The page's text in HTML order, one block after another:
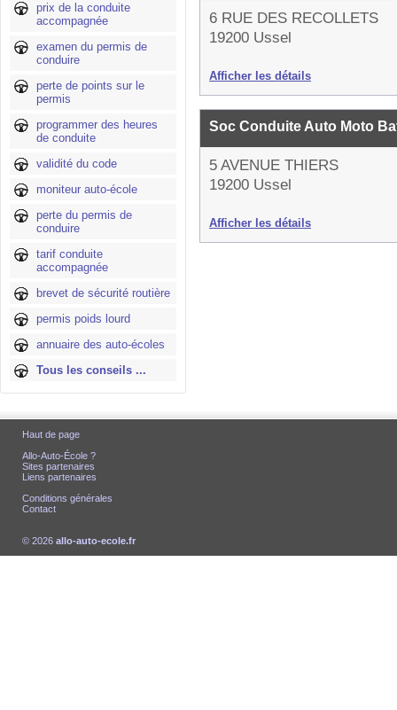
prix de la conduite
accompagnée
examen du permis de
conduire
perte de points sur le
permis
programmer des heures
de conduite
validité du code
moniteur auto-école
perte du permis de
conduire
tarif conduite
accompagnée
brevet de sécurité routière
permis poids lourd
annuaire des auto-écoles
Tous les conseils ...
6 RUE DES RECOLLETS
19200 Ussel
Afficher les détails
Soc Conduite Auto Moto
5 AVENUE THIERS
19200 Ussel
Afficher les détails
Haut de page
Allo-Auto-École ?
Sites partenaires
Liens partenaires
Conditions générales
Contact
© 2026 allo-auto-ecole.fr